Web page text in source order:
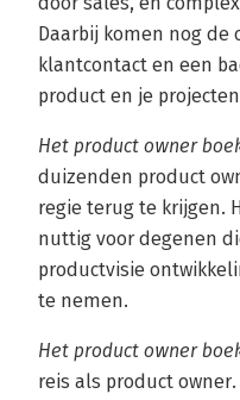
Daarbij komen nog
klantcontact en een
product en je
Het product owner
duizenden product
regie terug te krijgen.
nuttig voor degenen
productvisie
te nemen.
Het product owner
reis als product